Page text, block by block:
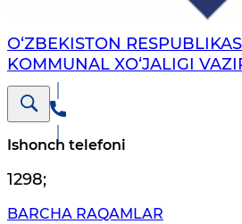
O‘ZBEKISTON
KOMMUNAL XO‘JALIGI
Ishonch telefoni
1298;
BARCHA RAQAMLAR